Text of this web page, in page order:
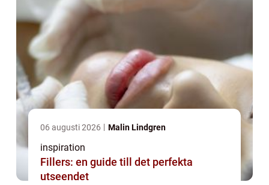
06 augusti 2026 Malin Lindgren
inspiration
Fillers: en guide till det perfekta
utseendet